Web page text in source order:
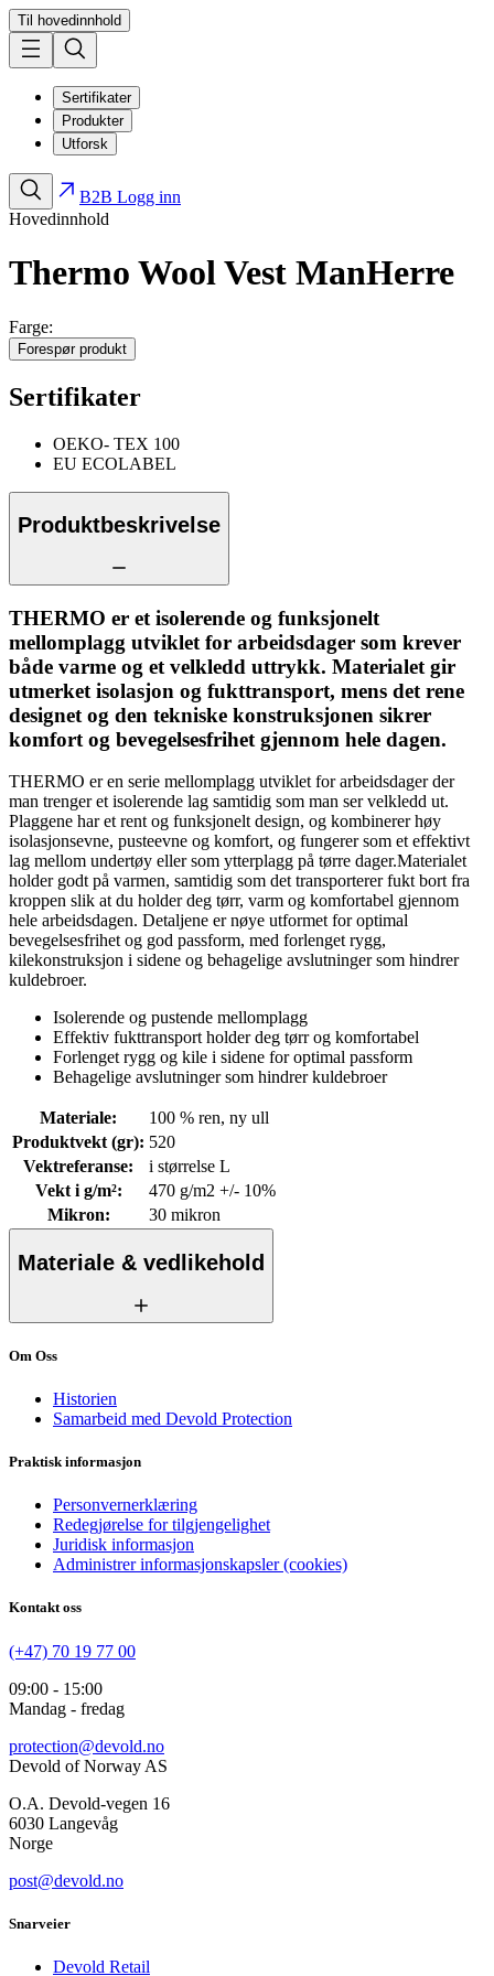
Til hovedinnhold
Sertifikater
Produkter
Utforsk
B2B Logg inn
Hovedinnhold
Thermo Wool Vest ManHerre
Farge:
Forespør produkt
Sertifikater
OEKO- TEX 100
EU ECOLABEL
Produktbeskrivelse
THERMO er et isolerende og funksjonelt
mellomplagg utviklet for arbeidsdager som krever
både varme og et velkledd uttrykk. Materialet gir
utmerket isolasjon og fukttransport, mens det rene
designet og den tekniske konstruksjonen sikrer
komfort og bevegelsesfrihet gjennom hele dagen.
THERMO er en serie mellomplagg utviklet for arbeidsdager der
man trenger et isolerende lag samtidig som man ser velkledd ut.
Plaggene har et rent og funksjonelt design, og kombinerer høy
isolasjonsevne, pusteevne og komfort, og fungerer som et effektivt
lag mellom undertøy eller som ytterplagg på tørre dager.Materialet
holder godt på varmen, samtidig som det transporterer fukt bort fra
kroppen slik at du holder deg tørr, varm og komfortabel gjennom
hele arbeidsdagen. Detaljene er nøye utformet for optimal
bevegelsesfrihet og god passform, med forlenget rygg,
kilekonstruksjon i sidene og behagelige avslutninger som hindrer
kuldebroer.
Isolerende og pustende mellomplagg
Effektiv fukttransport holder deg tørr og komfortabel
Forlenget rygg og kile i sidene for optimal passform
Behagelige avslutninger som hindrer kuldebroer
Materiale:
100 % ren, ny ull
Produktvekt (gr): 520
Vektreferanse:
i størrelse L
Vekt i g/m²:
470 g/m2 +/- 10%
Mikron: 30 mikron
Materiale & vedlikehold
Om Oss
Historien
Samarbeid med Devold Protection
Praktisk informasjon
Personvernerklæring
Redegjørelse for tilgjengelighet
Juridisk informasjon
Administrer informasjonskapsler (cookies)
Kontakt oss
(+47) 70 19 77 00
09:00 - 15:00
Mandag - fredag
protection@devold.no
Devold of Norway AS
O.A. Devold-vegen 16
6030 Langevåg
Norge
post@devold.no
Snarveier
Devold Retail